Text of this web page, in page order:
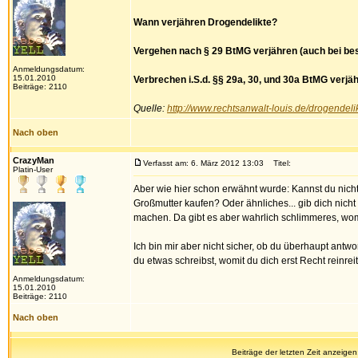
Anmeldungsdatum:
15.01.2010
Beiträge: 2110
Wann verjähren Drogendelikte?
Vergehen nach § 29 BtMG verjähren (auch bei
Verbrechen i.S.d. §§ 29a, 30, und 30a BtMG
Quelle: http://www.rechtsanwalt-louis.de/
Nach oben
CrazyMan
Platin-User
Anmeldungsdatum:
15.01.2010
Beiträge: 2110
Verfasst am: 6. März 2012 13:03 Titel:
Aber wie hier schon erwähnt wurde: Kannst du
Großmutter kaufen? Oder ähnliches... gib dich
machen. Da gibt es aber wahrlich schlimmeres,
Ich bin mir aber nicht sicher, ob du überhaupt
du etwas schreibst, womit du dich erst Recht
Nach oben
Beiträge der letzten Zeit